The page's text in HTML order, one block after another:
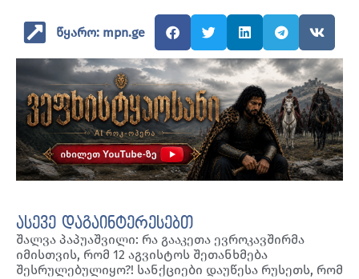
წყარო: mpn.ge
ასევე დაგაინტერესებთ
შალვა პაპუაშვილი: რა გააკეთა ევროკავშირმა
იმისთვის, რომ 12 აგვისტოს შეთანხმება
შესრულებულიყო?! სანქციები დაუწესა რუსეთს, რომ